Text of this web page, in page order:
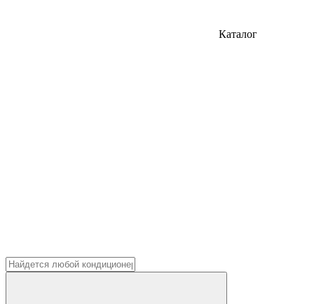
Каталог